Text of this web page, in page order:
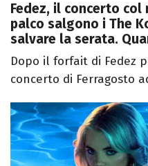
Fedez, il concerto
palco salgono i The
salvare la serata.
Dopo il forfait di Fedez
concerto di Ferragosto